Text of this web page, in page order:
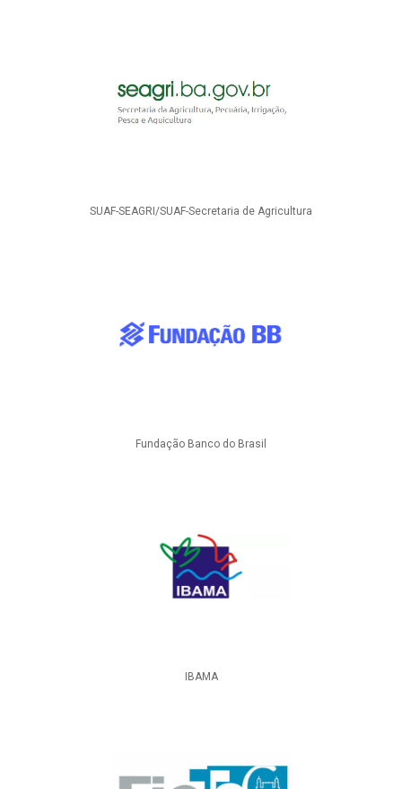
SUAF-SEAGRI/SUAF-Secretaria de Agricultura
Fundação Banco do Brasil
IBAMA